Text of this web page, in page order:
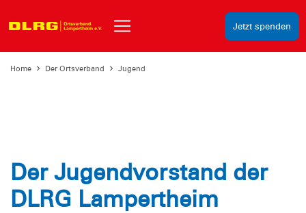
Jetzt spenden
Home Der Ortsverband Jugend
Der Jugendvorstand der
DLRG Lampertheim